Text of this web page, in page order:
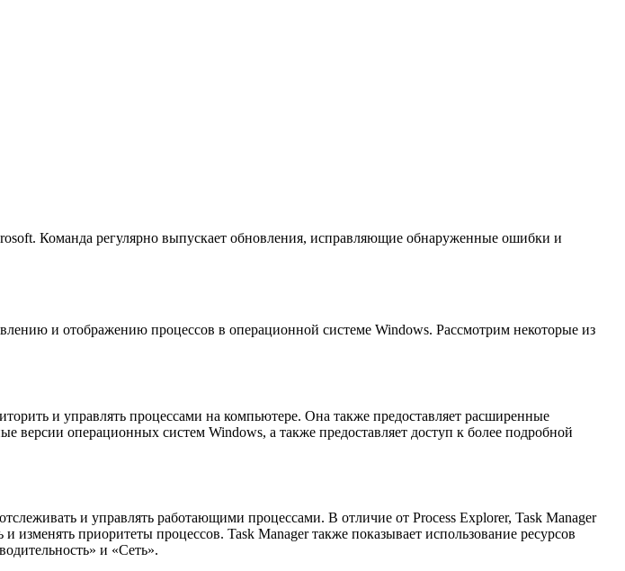
Команда регулярно выпускает обновления, исправляющие обнаруженные ошибки и
и отображению процессов в операционной системе Windows. Рассмотрим некоторые из
и управлять процессами на компьютере. Она также предоставляет расширенные
версии операционных систем Windows, а также предоставляет доступ к более подробной
и управлять работающими процессами. В отличие от Process Explorer, Task Manager
приоритеты процессов. Task Manager также показывает использование ресурсов
и «Сеть».